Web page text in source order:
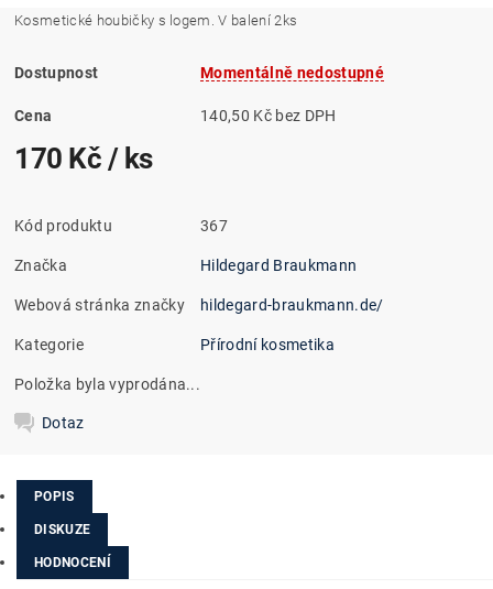
Kosmetické houbičky s logem. V balení 2ks
Dostupnost Momentálně nedostupné
Cena 140,50 Kč bez DPH
170 Kč / ks
Kód produktu 367
Značka Hildegard Braukmann
Webová stránka značky hildegard-braukmann.de/
Kategorie Přírodní kosmetika
Položka byla vyprodána...
Dotaz
POPIS
DISKUZE
HODNOCENÍ